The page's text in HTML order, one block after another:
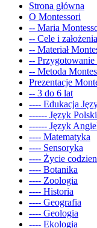
Strona główna
O Montessori
-- Maria
-- Cele i
-- Materiał
-- Przygotowanie
-- Metoda
Prezentacje
-- 3 do 6 lat
---- Edukacja
------ Język Polski
------ Język
---- Matematyka
---- Sensoryka
---- Życie
---- Botanika
---- Zoologia
---- Historia
---- Geografia
---- Geologia
---- Ekologia